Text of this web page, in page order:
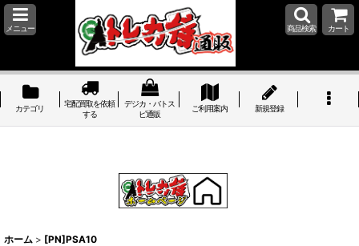
メニュー 商品検索 カート
カテゴリ
宅配買取を依頼
する
デジカ・バトス
ピ通販
ご利用案内 新規登録
ホーム > [PN]PSA10